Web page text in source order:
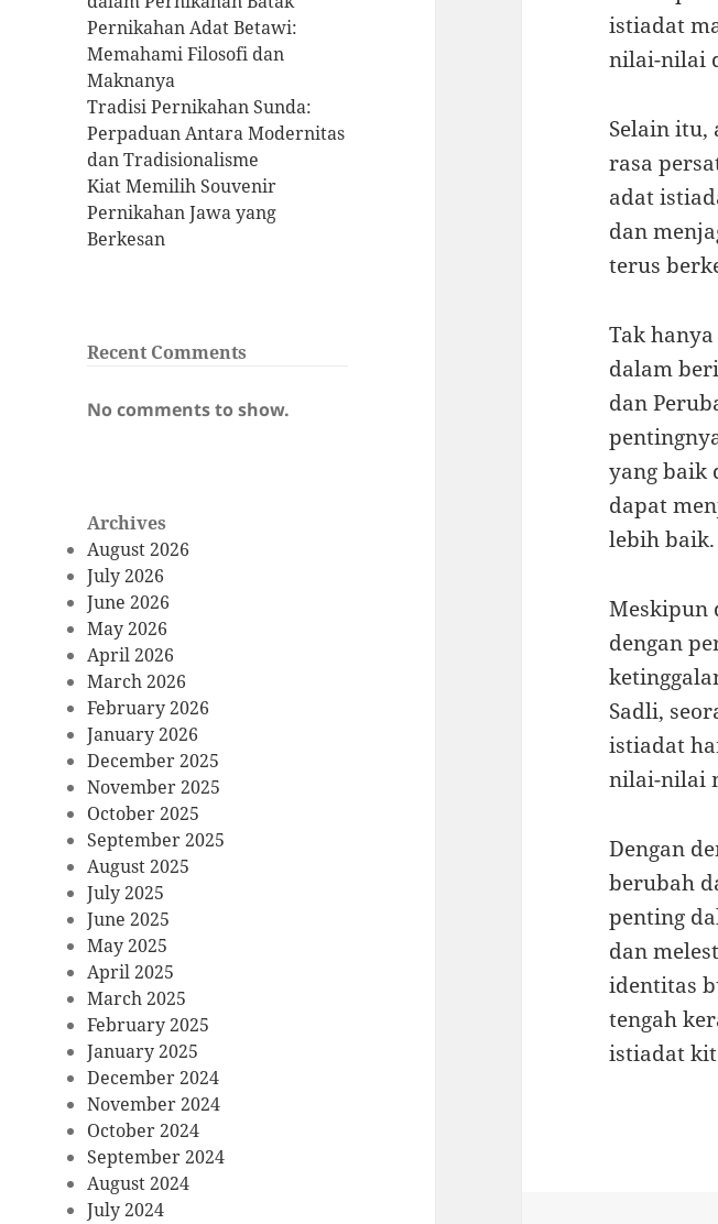
Pernikahan Adat Betawi:
Memahami Filosofi dan
Maknanya
Tradisi Pernikahan Sunda:
Perpaduan Antara Modernitas
dan Tradisionalisme
Kiat Memilih Souvenir
Pernikahan Jawa yang
Berkesan
Recent Comments
No comments to show.
Archives
August 2026
July 2026
June 2026
May 2026
April 2026
March 2026
February 2026
January 2026
December 2025
November 2025
October 2025
September 2025
August 2025
July 2025
June 2025
May 2025
April 2025
March 2025
February 2025
January 2025
December 2024
November 2024
October 2024
September 2024
August 2024
July 2024
istiadat
nilai-nilai
Selain
rasa
adat
dan
terus
Tak
dalam
dan
yang baik
dapat
lebih baik.
Meskipun
dengan
Sadli,
istiadat
nilai-nilai
Dengan
berubah
penting
dan
identitas
tengah
istiadat